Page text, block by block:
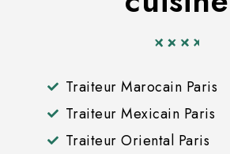
Traiteur Marocain Paris
Traiteur Mexicain Paris
Traiteur Oriental Paris